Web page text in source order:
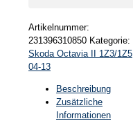
Artikelnummer:
231396310850 Kategorie:
Skoda Octavia II 1Z3/1Z5
04-13
Beschreibung
Zusätzliche
Informationen